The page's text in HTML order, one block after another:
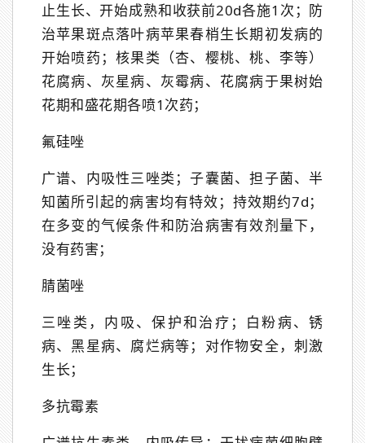
止生长、开始成熟和收获前20d各施1次；防
治苹果斑点落叶病苹果春梢生长期初发病的
开始喷药；核果类（杏、樱桃、桃、李等）
花腐病、灰星病、灰霉病、花腐病于果树始
花期和盛花期各喷1次药；
氟硅唑
广谱、内吸性三唑类；子囊菌、担子菌、半
知菌所引起的病害均有特效；持效期约7d；
在多变的气候条件和防治病害有效剂量下，
没有药害；
腈菌唑
三唑类，内吸、保护和治疗；白粉病、锈
病、黑星病、腐烂病等；对作物安全，刺激
生长；
多抗霉素